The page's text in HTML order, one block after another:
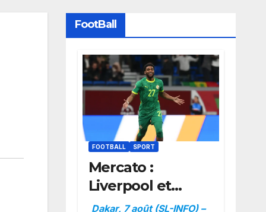
FootBall
FOOTBALL SPORT
Mercato :
Liverpool et
Dortmund se
Dakar, 7 août (SL-INFO) –